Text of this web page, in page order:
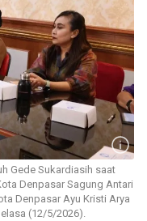
Gede Sukardiasih saat
Denpasar Sagung Antari
Denpasar Ayu Kristi Arya
(12/5/2026).